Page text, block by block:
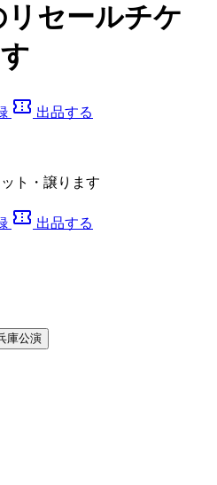
セールチケ
confirmation_number 出品する
ト・譲ります
confirmation_number 出品する